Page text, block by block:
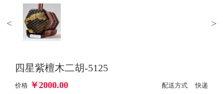
< >
四星紫檀木二胡-5125
价格 ￥2000.00 配送方式 快递